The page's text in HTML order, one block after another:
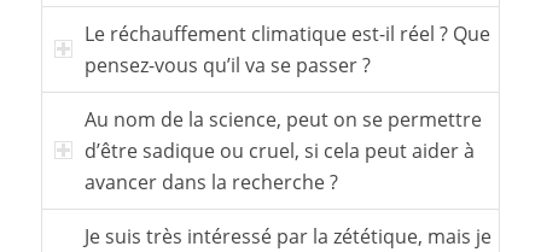
Le réchauffement climatique est-il réel ? Que
pensez-vous qu’il va se passer ?
Au nom de la science, peut on se permettre
d’être sadique ou cruel, si cela peut aider à
avancer dans la recherche ?
Je suis très intéressé par la zététique, mais je